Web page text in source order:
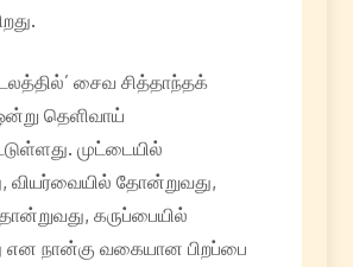
சைவ சித்தாந்தக்
தெளிவாய்
முட்டையில்
வியர்வையில் தோன்றுவது,
கருப்பையில்
என நான்கு வகையான பிறப்பை